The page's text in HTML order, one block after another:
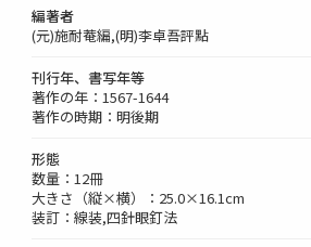
編著者
(元)施耐菴編,(明)李卓吾評點
刊行年、書写年等
著作の年：1567-1644
著作の時期：明後期
形態
数量：12冊
大きさ（縦×横）：25.0×16.1cm
装訂：線装,四針眼釘法